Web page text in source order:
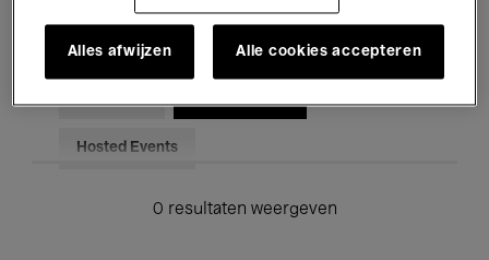
Voor iedereen Kids’ Palace
Hosted Events
0 resultaten weergeven
Alles afwijzen Alle cookies accepteren